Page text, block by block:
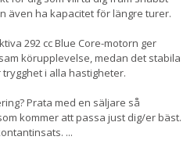
även ha kapacitet för längre turer.
292 cc Blue Core-motorn ger
körupplevelse, medan det stabila
i alla hastigheter.
Prata med en säljare så
kommer att passa just dig/er bäst.
...